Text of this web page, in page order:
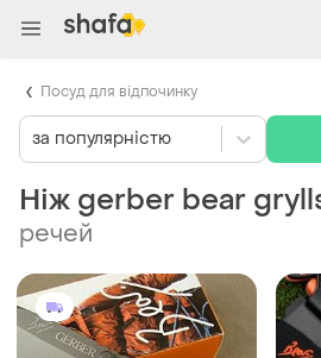
Ніж gerber bear
речей
за популярністю
Посуд для відпочинку